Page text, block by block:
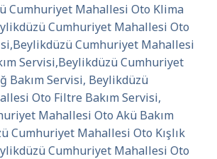
Cumhuriyet Mahallesi Oto Klima
Cumhuriyet Mahallesi Oto
Cumhuriyet Mahallesi
Servisi,Beylikdüzü Cumhuriyet
Bakım Servisi, Beylikdüzü
Oto Filtre Bakım Servisi,
Mahallesi Oto Akü Bakım
Cumhuriyet Mahallesi Oto Kışlık
Cumhuriyet Mahallesi Oto